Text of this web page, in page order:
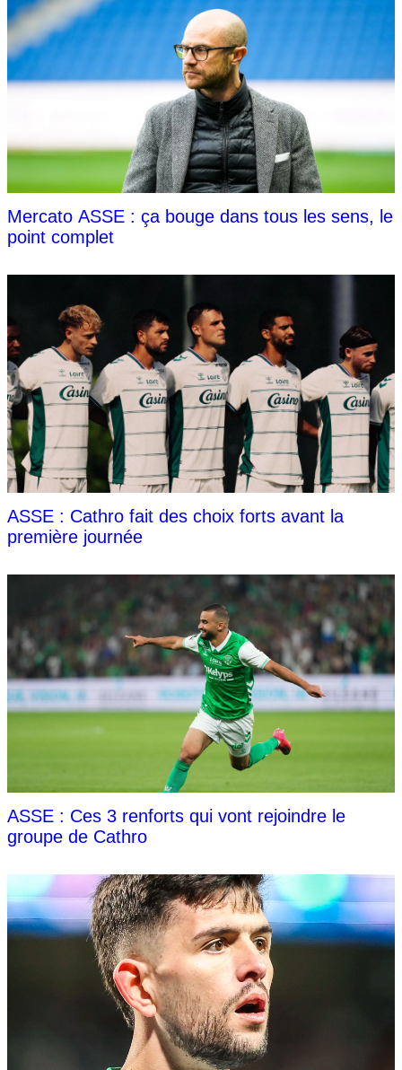
Mercato ASSE : ça bouge dans tous les sens, le
point complet
ASSE : Cathro fait des choix forts avant la
première journée
ASSE : Ces 3 renforts qui vont rejoindre le
groupe de Cathro